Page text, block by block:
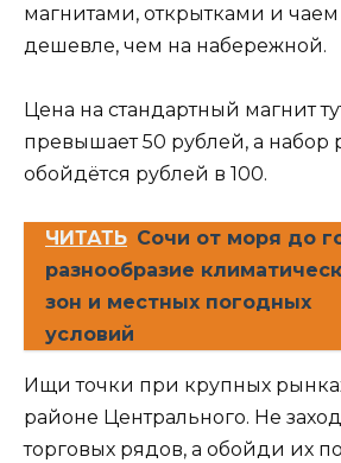
магнитами, открытками и чаем
дешевле, чем на набережной.
Цена на стандартный магнит
превышает 50 рублей, а набор
обойдётся рублей в 100.
ЧИТАТЬ Сочи от моря до
разнообразие
зон и местных погодных
условий
Ищи точки при крупных
районе Центрального. Не
торговых рядов, а обойди их